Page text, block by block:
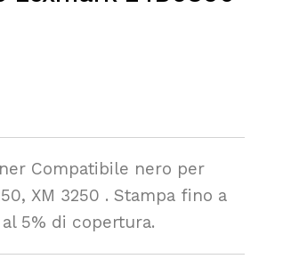
Compatibile nero per
XM 3250 . Stampa fino a
5% di copertura.